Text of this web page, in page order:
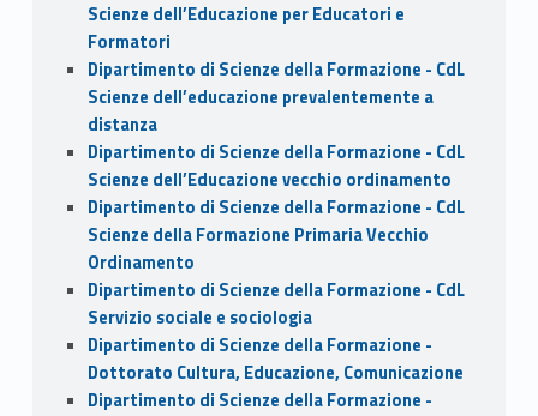
Scienze dell’Educazione per Educatori e
Formatori
Dipartimento di Scienze della Formazione - CdL
Scienze dell’educazione prevalentemente a
distanza
Dipartimento di Scienze della Formazione - CdL
Scienze dell’Educazione vecchio ordinamento
Dipartimento di Scienze della Formazione - CdL
Scienze della Formazione Primaria Vecchio
Ordinamento
Dipartimento di Scienze della Formazione - CdL
Servizio sociale e sociologia
Dipartimento di Scienze della Formazione -
Dottorato Cultura, Educazione, Comunicazione
Dipartimento di Scienze della Formazione -